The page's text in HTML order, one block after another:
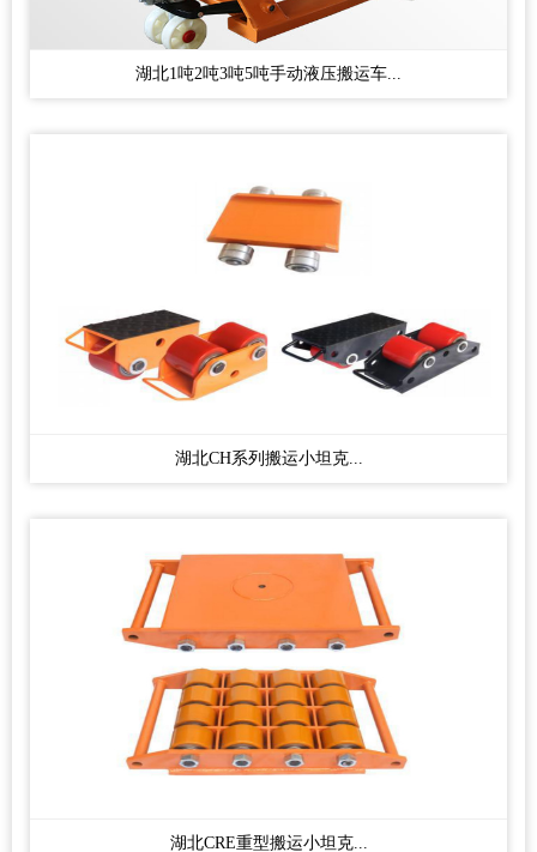
湖北1吨2吨3吨5吨手动液压搬运车...
湖北CH系列搬运小坦克...
湖北CRE重型搬运小坦克...